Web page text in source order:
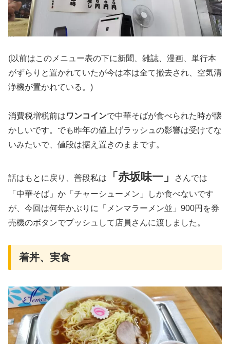
(以前はこのメニュー表の下に新聞、雑誌、漫画、単行本
がずらりと置かれていたが今は本は全て撤去され、空気清
浄機が置かれている。)
消費税増税前はワンコインで中華そばが食べられた時が懐
かしいです。でも昨年の値上げラッシュの影響は受けてな
いみたいで、値段は据え置きのままです。
話はもとに戻り、普段私は 「赤坂味一」
さんでは
「中華そば」か「チャーシューメン」しか食べないです
が、今回は何年かぶりに「メンマラーメン並」900円を券
売機のボタンでプッシュして店員さんに渡しました。
着丼、実食